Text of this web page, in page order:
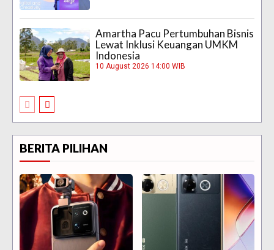
Amartha Pacu Pertumbuhan Bisnis
Lewat Inklusi Keuangan UMKM
Indonesia
10 August 2026 14:00 WIB
BERITA PILIHAN